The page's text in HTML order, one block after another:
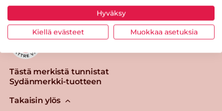
Tästä merkistä tunnistat
Sydänmerkki-tuotteen
Takaisin ylös
Hyväksy
Kiellä evästeet Muokkaa asetuksia